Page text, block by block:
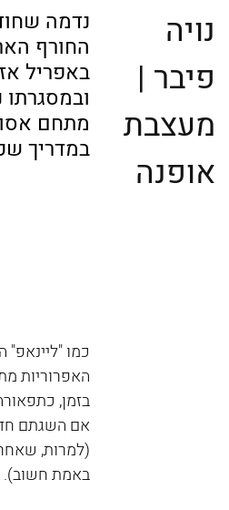
נדמה
באפריל
ובמסגרתו
מתחם
במדריך
האפרוריות
בזמן,
אם השגתם
באמת חשוב).
נויה
פיבר |
מעצבת
אופנה